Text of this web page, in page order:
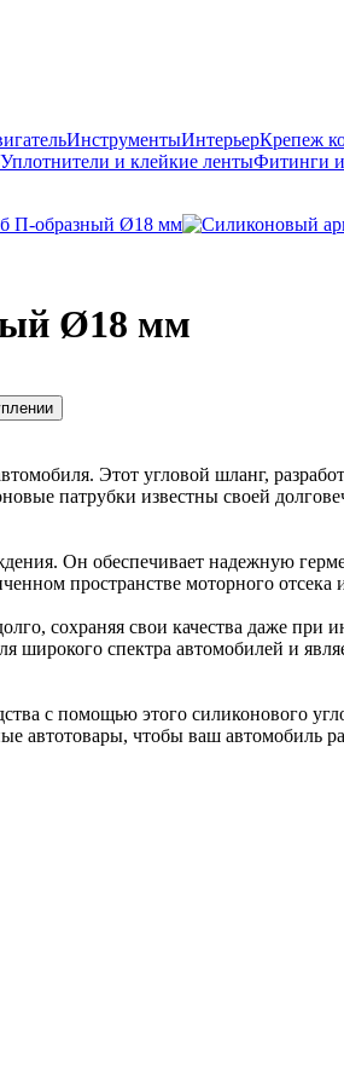
ИнструментыИнтерьерКрепеж
Уплотнители и клейкие лентыФитинги
Ø18 мм
Этот угловой шланг,
патрубки известны своей
Он обеспечивает надежную
пространстве моторного отсека
сохраняя свои качества даже при
широкого спектра автомобилей и
с помощью этого силиконового
чтобы ваш автомобиль